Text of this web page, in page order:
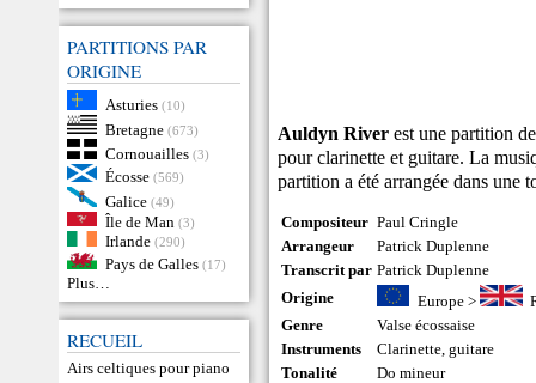
PARTITIONS PAR
ORIGINE
Asturies (10)
Bretagne (673)
Cornouailles (3)
Écosse (569)
Galice (49)
Île de Man (3)
Irlande (290)
Pays de Galles (17)
Plus…
RECUEIL
Airs celtiques pour piano
Auldyn River est une partition
pour clarinette et guitare. La
partition a été arrangée dans une
Compositeur Paul Cringle
Arrangeur
Patrick Duplenne
Transcrit par Patrick Duplenne
Origine
Europe>
Genre
Valse écossaise
Instruments
Clarinette,guitare
Tonalité
Do mineur